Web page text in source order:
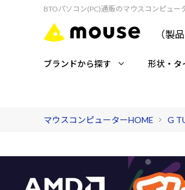
BTOパソコン(PC)通販のマウスコンピュー
（製
ブランドから探す 形状・タ
マウスコンピューターHOME G